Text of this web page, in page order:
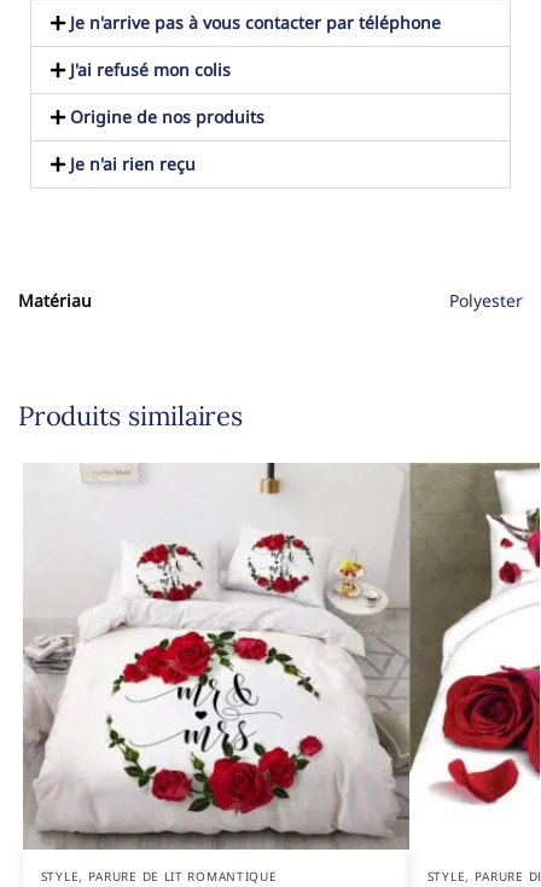
Je n'arrive pas à vous contacter par téléphone
J'ai refusé mon colis
Origine de nos produits
Je n'ai rien reçu
Matériau Polyester
Produits similaires
STYLE, PARURE DE LIT ROMANTIQUE STYLE, PARURE